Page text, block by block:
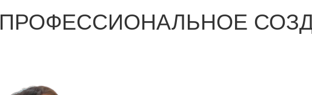
ПРОФЕССИОНАЛЬНОЕ